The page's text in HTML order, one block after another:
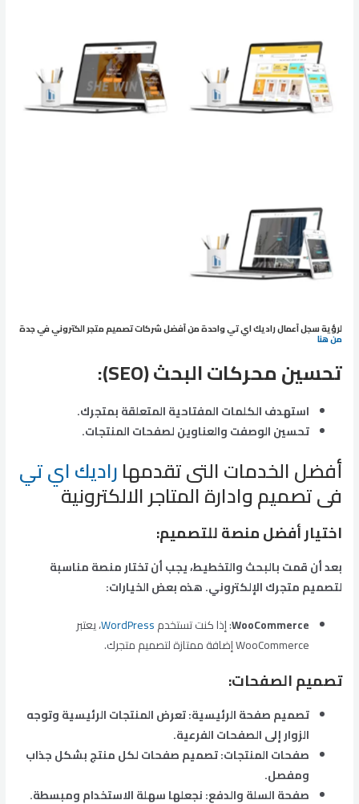
عرض سجل أعمل راديك عرض سجل أعمل راديك
عرض سجل أعمل راديك
لرؤية سجل أعمال راديك اي تي واحدة من أفضل شركات تصميم متجر الكتروني في جدة
من هنا
تحسين محركات البحث(SEO):
استهدف الكلمات المفتاحية المتعلقة بمتجرك.
تحسين الوصفت والعناوين لصفحات المنتجات.
أفضل الخدمات التى تقدمهاراديك اي تي
فى تصميم وادارة المتاجر الالكترونية
اختيار أفضل منصة للتصميم:
بعد أن قمت بالبحث والتخطيط، يجب أن تختار منصة مناسبة
لتصميم متجرك الإلكتروني. هذه بعض الخيارات:
WooCommerce: إذا كنت تستخدمWordPress، يعتبر
WooCommerce إضافة ممتازة لتصميم متجرك.
تصميم الصفحات:
تصميم صفحة الرئيسية: تعرض المنتجات الرئيسية وتوجه
الزوار إلى الصفحات الفرعية.
صفحات المنتجات: تصميم صفحات لكل منتج بشكل جذاب
ومفصل.
صفحة السلة والدفع: نجعلها سهلة الاستخدام ومبسطة.